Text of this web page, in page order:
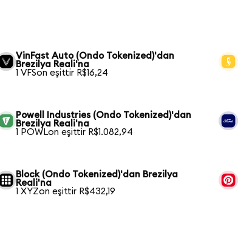
VinFast Auto (Ondo Tokenized)'dan
Brezilya Reali'na
1 VFSon eşittir R$16,24
Powell Industries (Ondo Tokenized)'dan
Brezilya Reali'na
1 POWLon eşittir R$1.082,94
Block (Ondo Tokenized)'dan Brezilya
Reali'na
1 XYZon eşittir R$432,19